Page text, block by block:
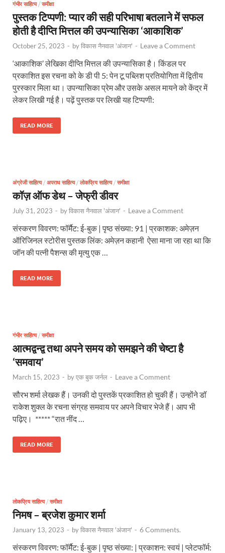
गंभीर साहित्य/ समीक्षा
पुस्तक टिप्पणी: प्यार की सही परिभाषा बतलाने में सफल
होती है दीप्ति मित्तल की उपन्यासिका ‘आकाशिक’
October 25, 2023 - byविकास नैनवाल 'अंजान' - Leave a Comment
‘आकाशिक’ लेखिका दीप्ति मित्तल की उपन्यासिका है। किंडल पर
प्रकाशित इस रचना को के डी पी 5: पेन टू पब्लिश प्रतियोगिता में द्वितीय
पुरस्कार मिला था। उपन्यासिका प्रेम और उसके असल मायने को केंद्र में
लेकर लिखी गई है। पढ़ें पुस्तक पर लिखी यह टिप्पणी:
READ MORE
अंग्रेजी साहित्य/ अपराध साहित्य/ लोकप्रिय साहित्य/ समीक्षा
कॉज़ ऑफ डेथ – जेफ्री डीवर
July 31, 2023 - byविकास नैनवाल 'अंजान' - Leave a Comment
संस्करण विवरण: फॉर्मैट: ई-बुक | पृष्ठ संख्या: 91 | प्रकाशक: अमेज़न
ऑरिजिनल स्टोरीस पुस्तक लिंक: अमेज़न कहानी ऐसा माना जा रहा था कि
जॉन की पत्नी पैशन्स की मृत्यु एक …
READ MORE
गंभीर साहित्य/ समीक्षा
आत्मद्वन्द्व तथा अपने समय को समझने की चेष्टा है
‘समवाय’
March 15, 2023 - byएक बुक जर्नल - Leave a Comment
सौरभ शर्मा लेखक हैं। उनकी दो पुस्तकें प्रकाशित हो चुकी हैं। उन्होंने डॉ
राकेश शुक्ल के रचना संग्रह समवाय पर अपने विचार भेजे हैं। आप भी
पढ़िए। ***** “रात नींद …
READ MORE
लोकप्रिय साहित्य/ समीक्षा
निमष – ब्रजेश कुमार शर्मा
January 13, 2023 - byविकास नैनवाल 'अंजान' - 6 Comments.
संस्करण विवरण: फॉर्मैट: ई-बुक | पृष्ठ संख्या: | प्रकाशन: स्वयं | प्लेटफॉर्म: